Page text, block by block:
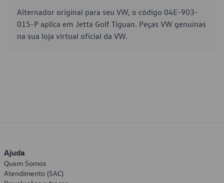
Alternador original para seu VW, o código 04E-903-
015-P aplica em Jetta Golf Tiguan. Peças VW genuínas
na sua loja virtual oficial da VW.
Ajuda
Quem Somos
Atendimento (SAC)